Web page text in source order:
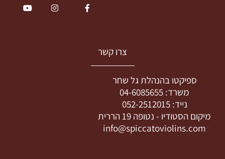
צרו קשר
ספיקטו בהנהלת גל שחר
משרד: 04-6085655
נייד:052-2512015
מיקום הסטודיו - נטופה 19 הררית
info@spiccatoviolins.com